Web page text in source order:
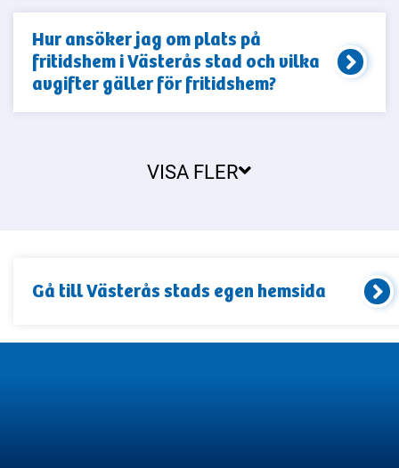
Hur ansöker jag om plats på
fritidshem i Västerås stad och vilka
avgifter gäller för fritidshem?
VISA FLER
Gå tillVästerås stads egen hemsida